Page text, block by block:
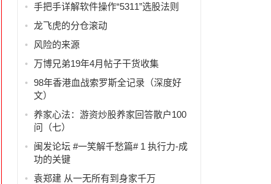
手把手详解软件操作“5311”选股法则
龙飞虎的分仓滚动
风险的来源
万博兄弟19年4月帖子干货收集
98年香港血战索罗斯全记录（深度好
文）
养家心法：游资炒股养家回答散户100
问（七）
闽发论坛 #一笑解千愁篇# 1 执行力-成
功的关键
袁郑建 从一无所有到身家千万